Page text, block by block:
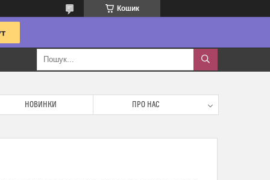
Кошик
НОВИНКИ ПРО НАС